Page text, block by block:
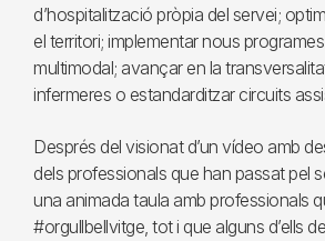
d’hospitalització pròpia del servei;
el territori; implementar nous
multimodal; avançar en la
infermeres o estandarditzar circuits
Després del visionat d’un vídeo amb
dels professionals que han passat pel
una animada taula amb professionals
#orgullbellvitge, tot i que alguns d’ells